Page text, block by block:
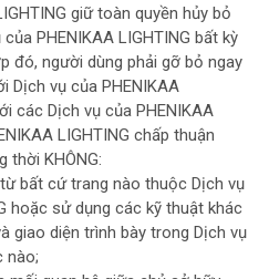
giữ toàn quyền hủy bỏ
PHENIKAA LIGHTING bất kỳ
đó, người dùng phải gỡ bỏ ngay
Dịch vụ của PHENIKAA
các Dịch vụ của PHENIKAA
LIGHTING chấp thuận
thời KHÔNG:
bất cứ trang nào thuộc Dịch vụ
hoặc sử dụng các kỹ thuật khác
giao diện trình bày trong Dịch vụ
nào;